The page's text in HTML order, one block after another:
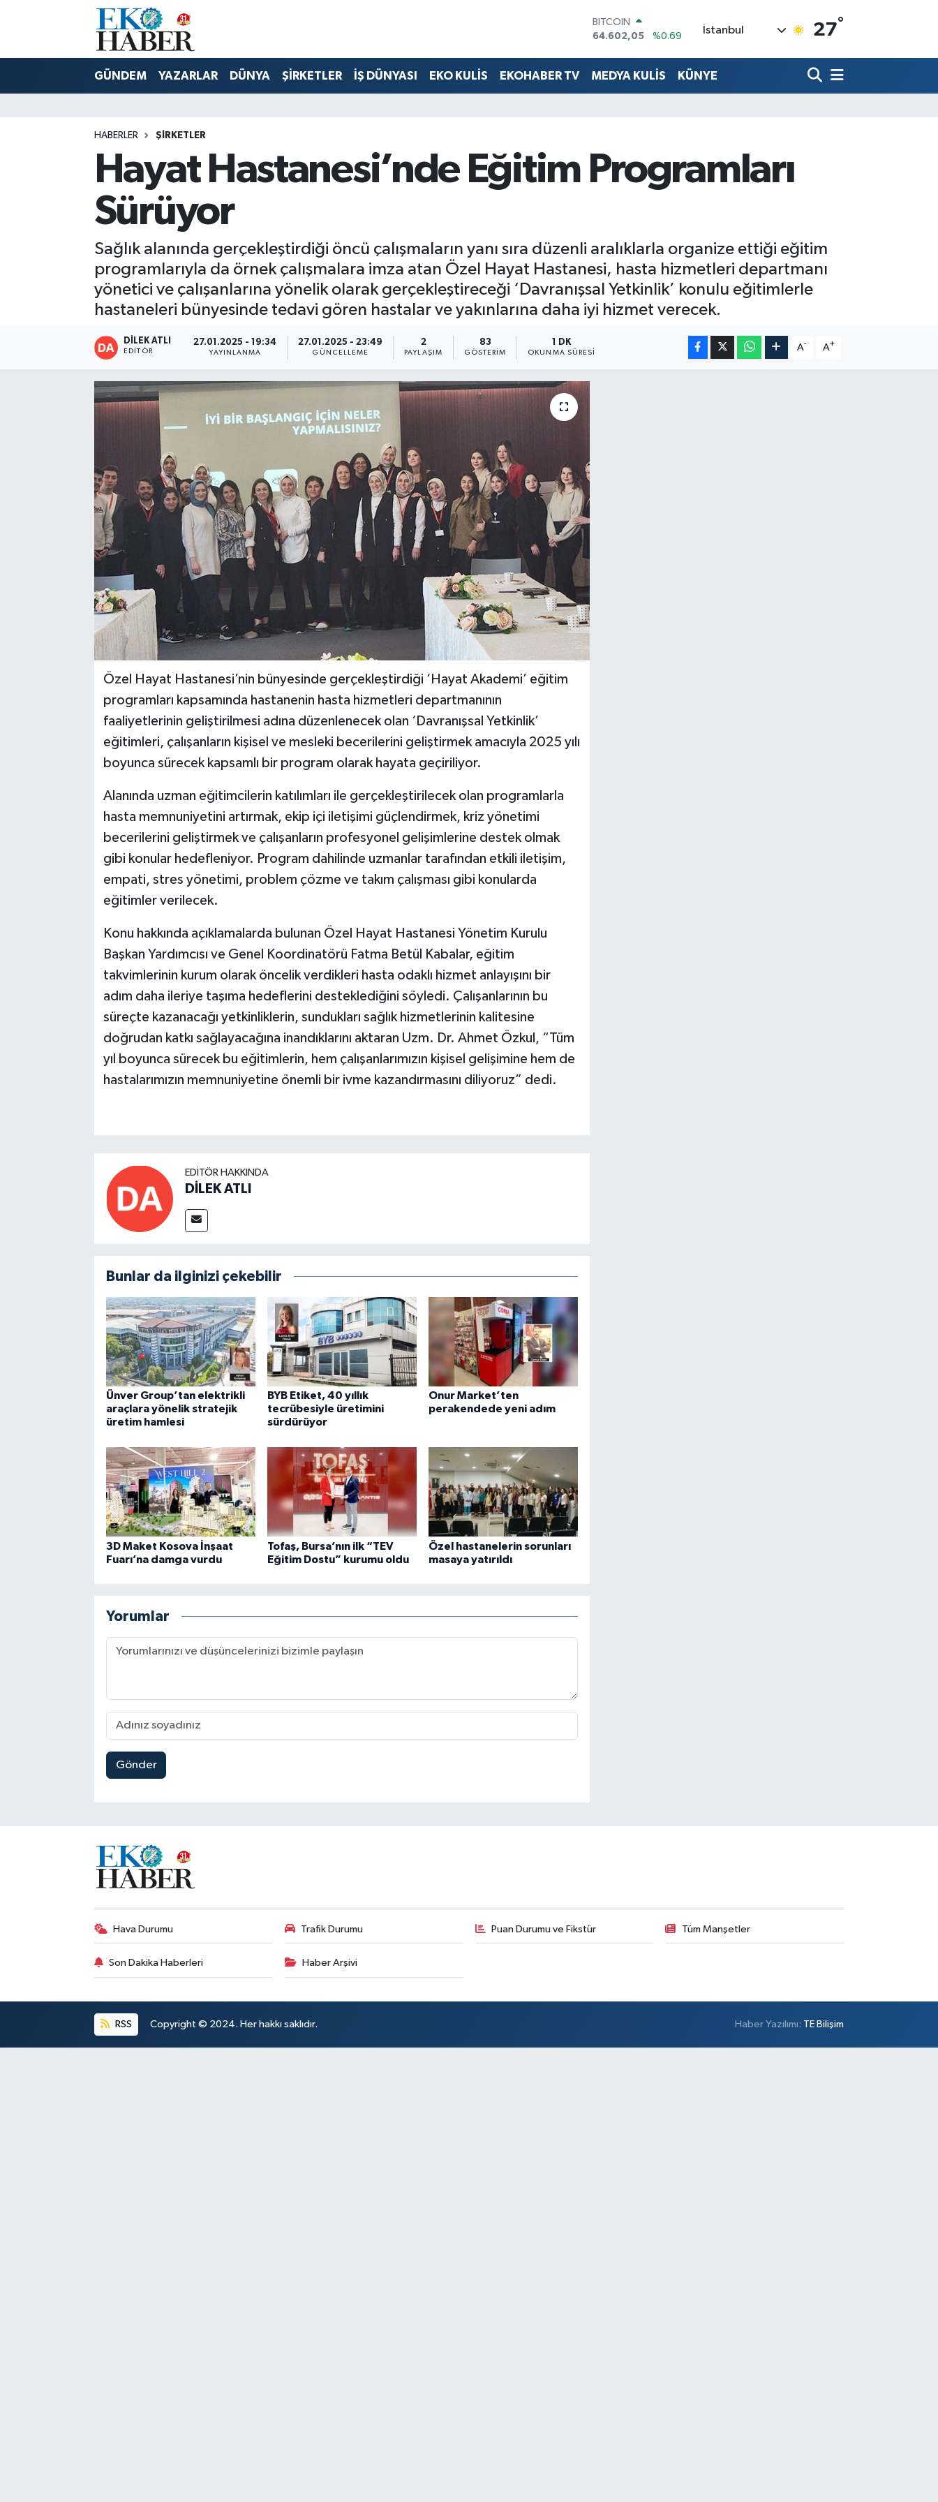
DOLAR
47,6006
%0.06
STERLİN
64,2398
%0.2
İstanbul 27°
GÜNDEM YAZARLAR DÜNYA ŞİRKETLER İŞ DÜNYASI EKO KULİS EKOHABER TV MEDYA KULİS KÜNYE
HABERLER ŞIRKETLER
Hayat Hastanesi’nde Eğitim Programları
Sürüyor
Sağlık alanında gerçekleştirdiği öncü çalışmaların yanı sıra düzenli aralıklarla organize ettiği eğitim
programlarıyla da örnek çalışmalara imza atan Özel Hayat Hastanesi, hasta hizmetleri departmanı
yönetici ve çalışanlarına yönelik olarak gerçekleştireceği ‘Davranışsal Yetkinlik’ konulu eğitimlerle
hastaneleri bünyesinde tedavi gören hastalar ve yakınlarına daha iyi hizmet verecek.
DİLEK ATLI
EDITÖR
27.01.2025 - 19:34
YAYINLANMA
27.01.2025 - 23:49
GÜNCELLEME
2
PAYLAŞIM
83
GÖSTERIM
1 DK
OKUNMA SÜRESI
A- A+
Özel Hayat Hastanesi’nin bünyesinde gerçekleştirdiği ‘Hayat Akademi’ eğitim
programları kapsamında hastanenin hasta hizmetleri departmanının
faaliyetlerinin geliştirilmesi adına düzenlenecek olan ‘Davranışsal Yetkinlik’
eğitimleri, çalışanların kişisel ve mesleki becerilerini geliştirmek amacıyla 2025 yılı
boyunca sürecek kapsamlı bir program olarak hayata geçiriliyor.
Alanında uzman eğitimcilerin katılımları ile gerçekleştirilecek olan programlarla
hasta memnuniyetini artırmak, ekip içi iletişimi güçlendirmek, kriz yönetimi
becerilerini geliştirmek ve çalışanların profesyonel gelişimlerine destek olmak
gibi konular hedefleniyor. Program dahilinde uzmanlar tarafından etkili iletişim,
empati, stres yönetimi, problem çözme ve takım çalışması gibi konularda
eğitimler verilecek.
Konu hakkında açıklamalarda bulunan Özel Hayat Hastanesi Yönetim Kurulu
Başkan Yardımcısı ve Genel Koordinatörü Fatma Betül Kabalar, eğitim
takvimlerinin kurum olarak öncelik verdikleri hasta odaklı hizmet anlayışını bir
adım daha ileriye taşıma hedeflerini desteklediğini söyledi. Çalışanlarının bu
süreçte kazanacağı yetkinliklerin, sundukları sağlık hizmetlerinin kalitesine
doğrudan katkı sağlayacağına inandıklarını aktaran Uzm. Dr. Ahmet Özkul, “Tüm
yıl boyunca sürecek bu eğitimlerin, hem çalışanlarımızın kişisel gelişimine hem de
hastalarımızın memnuniyetine önemli bir ivme kazandırmasını diliyoruz” dedi.
EDITÖR HAKKINDA
DİLEK ATLI
Bunlar da ilginizi çekebilir
Ünver Group’tan elektrikli
araçlara yönelik stratejik
üretim hamlesi
BYB Etiket, 40 yıllık
tecrübesiyle üretimini
sürdürüyor
Onur Market’ten
perakendede yeni adım
3D Maket Kosova İnşaat
Fuarı’na damga vurdu
Tofaş, Bursa’nın ilk “TEV
Eğitim Dostu” kurumu oldu
Özel hastanelerin sorunları
masaya yatırıldı
Yorumlar
Gönder
Hava Durumu Trafik Durumu Puan Durumu ve Fikstür Tüm Manşetler
Son Dakika Haberleri Haber Arşivi
RSS Copyright © 2024. Her hakkı saklıdır. Haber Yazılımı: TE Bilişim
Hava Durumu
Son Dakika Haberleri